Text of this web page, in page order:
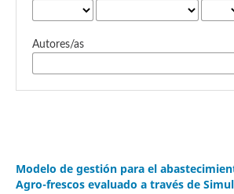
Autores/as
Modelo de gestión para el
Agro-frescos evaluado a través de